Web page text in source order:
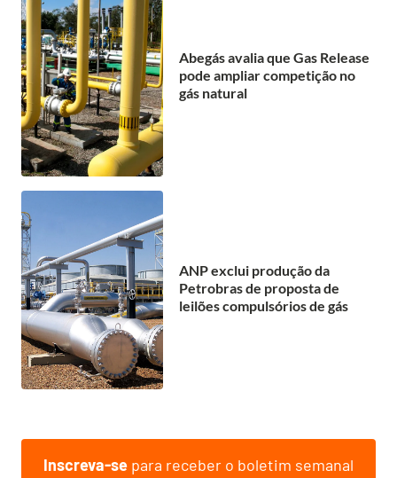
Abegás avalia que Gas Release
pode ampliar competição no
gás natural
ANP exclui produção da
Petrobras de proposta de
leilões compulsórios de gás
Inscreva-se para receber o boletim semanal